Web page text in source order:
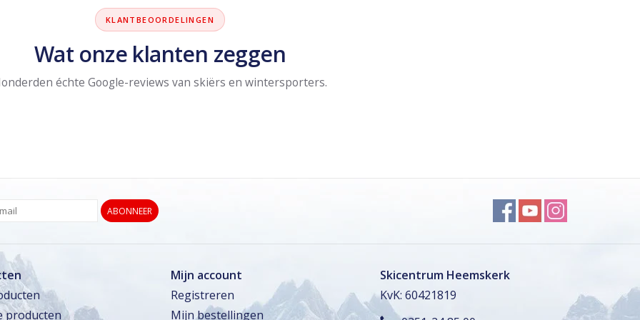
KLANTBEOORDELINGEN
Wat onze klanten zeggen
échte Google-reviews van skiërs en wintersporters.
ABONNEER
producten
Mijn account
Registreren
Mijn bestellingen
Skicentrum Heemskerk
KvK: 60421819